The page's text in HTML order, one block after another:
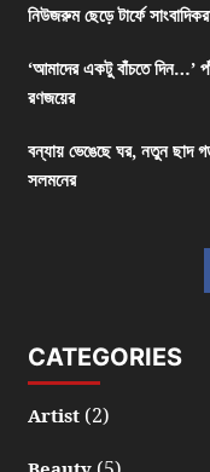
নিউজরুম ছেড়ে টার্ফে
‘আমাদের একটু বাঁচতে দিন…’
রণজয়ের
বন্যায় ভেঙেছে ঘর, নতুন ছাদ
সলমনের
CATEGORIES
Artist(2)